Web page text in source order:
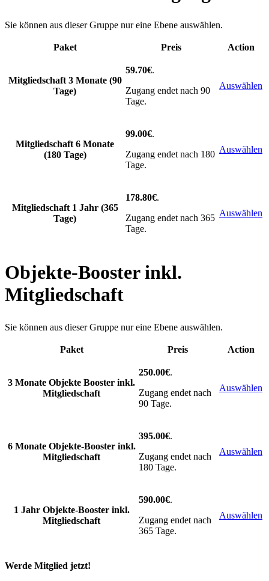
Sie können aus dieser Gruppe nur eine Ebene auswählen.
Paket Preis Action
Mitgliedschaft 3 Monate (90
Tage)
59.70€.
Zugang endet nach 90
Tage.
Auswählen
Mitgliedschaft 6 Monate
(180 Tage)
99.00€.
Zugang endet nach 180
Tage.
Auswählen
Mitgliedschaft 1 Jahr (365
Tage)
178.80€.
Zugang endet nach 365
Tage.
Auswählen
Objekte-Booster inkl.
Mitgliedschaft
Sie können aus dieser Gruppe nur eine Ebene auswählen.
Paket Preis Action
3 Monate Objekte Booster inkl.
Mitgliedschaft
250.00€.
Zugang endet nach
90 Tage.
Auswählen
6 Monate Objekte-Booster inkl.
Mitgliedschaft
395.00€.
Zugang endet nach
180 Tage.
Auswählen
1 Jahr Objekte-Booster inkl.
Mitgliedschaft
590.00€.
Zugang endet nach
365 Tage.
Auswählen
Werde Mitglied jetzt!